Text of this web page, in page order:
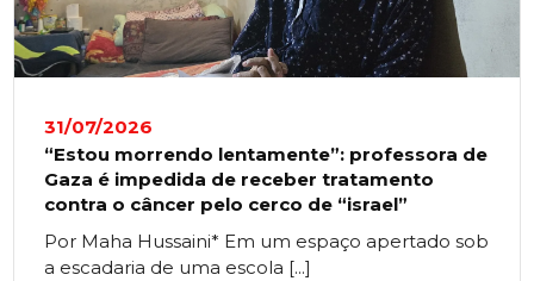
31/07/2026
“Estou morrendo lentamente”: professora de
Gaza é impedida de receber tratamento
contra o câncer pelo cerco de “israel”
Por Maha Hussaini* Em um espaço apertado sob
a escadaria de uma escola [...]